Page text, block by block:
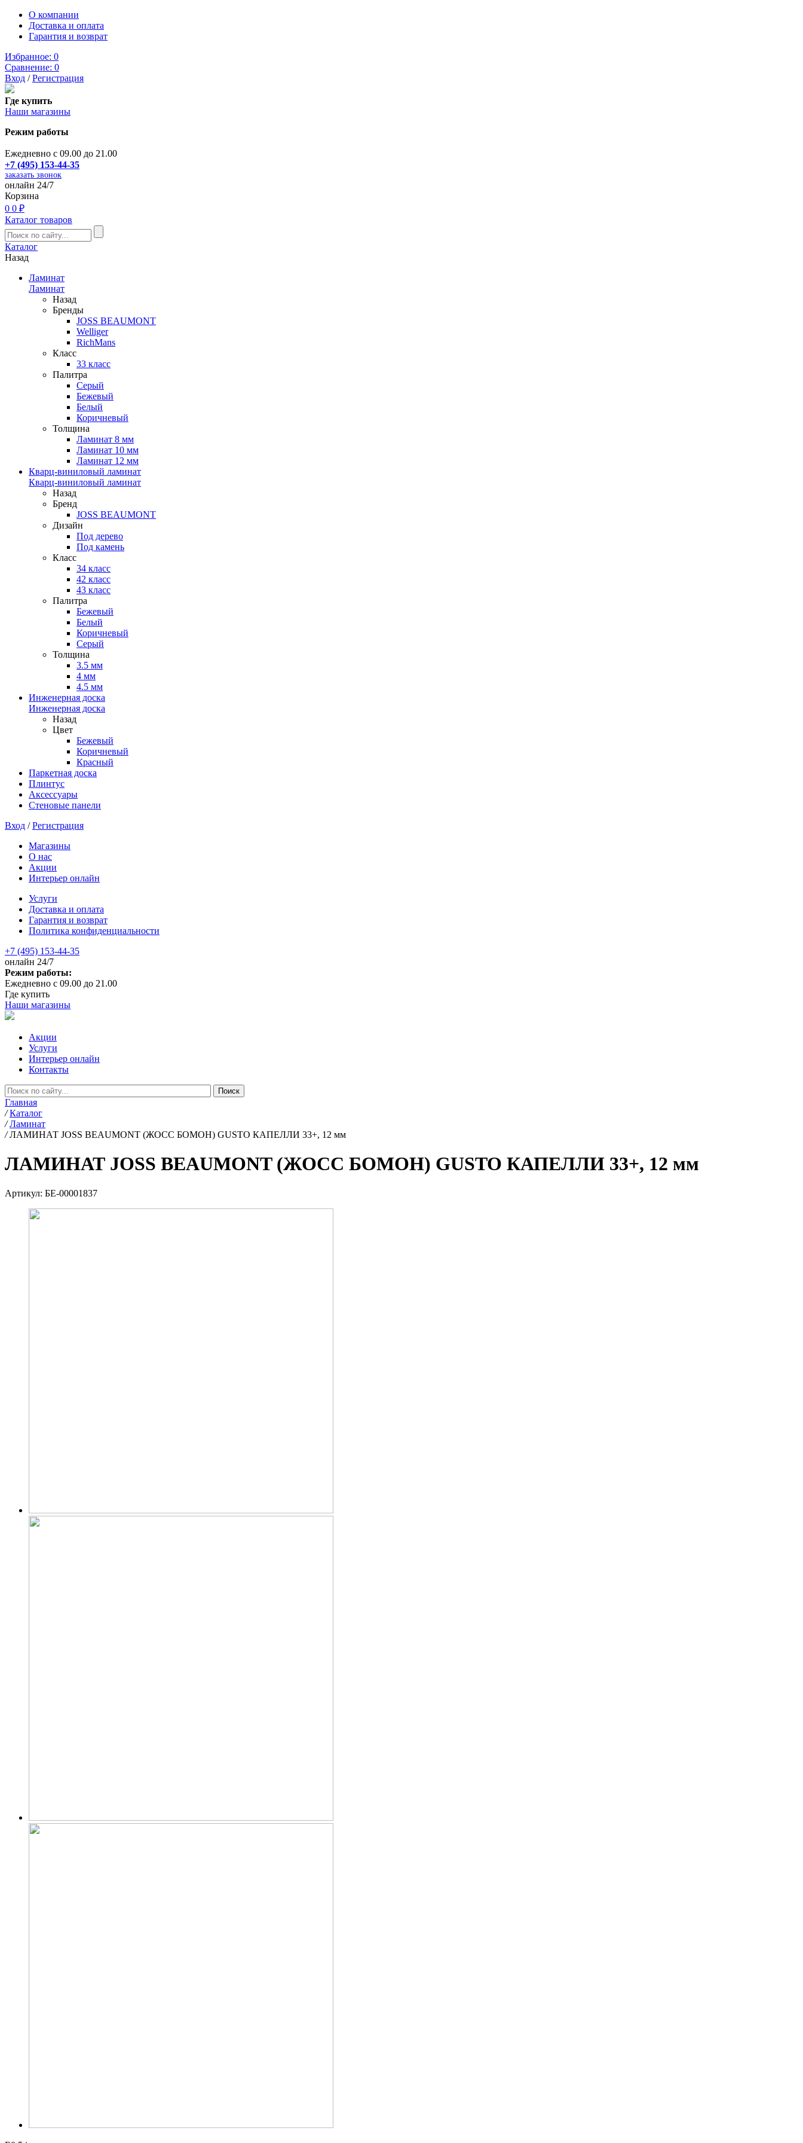
О компании
Доставка и оплата
Гарантия и возврат
Избранное: 0
Сравнение: 0
Вход /Регистрация
Где купить
Наши магазины
Режим работы
Ежедневно с 09.00 до 21.00
+7 (495) 153-44-35
заказать звонок
онлайн 24/7
Корзина
0 0 ₽
Каталог товаров
Каталог
Назад
Ламинат
Ламинат
Назад
Бренды
JOSS BEAUMONT
Welliger
RichMans
Класс
33 класс
Палитра
Серый
Бежевый
Белый
Коричневый
Толщина
Ламинат 8 мм
Ламинат 10 мм
Ламинат 12 мм
Кварц-виниловый ламинат
Кварц-виниловый ламинат
Назад
Бренд
JOSS BEAUMONT
Дизайн
Под дерево
Под камень
Класс
34 класс
42 класс
43 класс
Палитра
Бежевый
Белый
Коричневый
Серый
Толщина
3.5 мм
4 мм
4.5 мм
Инженерная доска
Инженерная доска
Назад
Цвет
Бежевый
Коричневый
Красный
Паркетная доска
Плинтус
Аксессуары
Стеновые панели
Вход /Регистрация
Магазины
О нас
Акции
Интерьер онлайн
Услуги
Доставка и оплата
Гарантия и возврат
Политика конфиденциальности
+7 (495) 153-44-35
онлайн 24/7
Режим работы:
Ежедневно с 09.00 до 21.00
Где купить
Наши магазины
Акции
Услуги
Интерьер онлайн
Контакты
Главная
/ Каталог
/ Ламинат
/ ЛАМИНАТ JOSS BEAUMONT (ЖОСС БОМОН) GUSTO КАПЕЛЛИ 33+, 12 мм
ЛАМИНАТ JOSS BEAUMONT (ЖОСС БОМОН) GUSTO КАПЕЛЛИ 33+, 12 мм
Артикул: БЕ-00001837